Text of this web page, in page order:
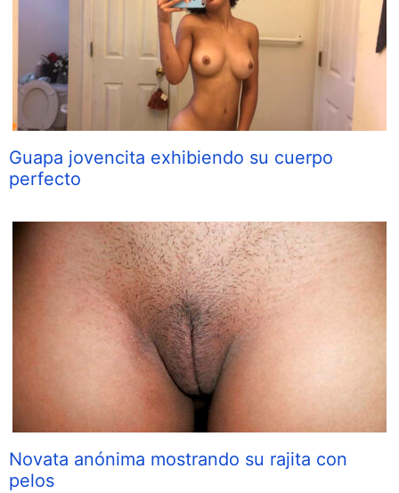
Guapa jovencita exhibiendo su cuerpo
perfecto
Novata anónima mostrando su rajita con
pelos